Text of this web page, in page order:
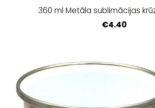
360 ml Metāla sublimācijas
€4.40